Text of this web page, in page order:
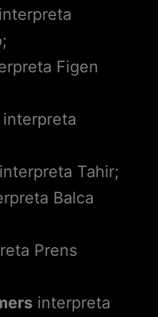
Figen
Tahir;
Balca
Prens
interpreta